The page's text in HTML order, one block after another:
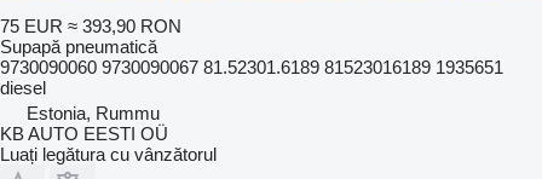
75 EUR ≈ 393,90 RON
Supapă pneumatică
9730090060 9730090067 81.52301.6189 81523016189 1935651
diesel
Estonia, Rummu
KB AUTO EESTI OÜ
Luați legătura cu vânzătorul